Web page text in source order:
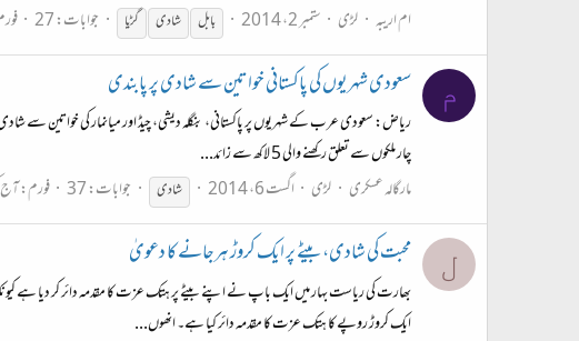
ام اریبہ لڑی ستمبر 2، 2014 بابل شادی گڑیا جوابات: 27
م سعودی شہریوں کی پاکستانی خواتین سے شادی پر پابندی
ریاض: سعودی عرب کے شہریوں پر پاکستانی، بنگلہ دیشی، چیڈ اور میانمار کی خواتین سے
چار ملکوں سے تعلق رکھنے والی 5 لاکھ سے زائد...
مارگالہ عسکری
لڑی اگست 6، 2014 شادی جوابات: 37 فورم:آج
ل محبت کی شادی، بیٹے پر ایک کروڑ ہرجانے کا دعویٰ
بھارت کی ریاست بہار میں ایک باپ نے اپنے بیٹے پر ہتک عزت کا مقدمہ دائر کر دیا
ایک کروڑ روپے کا ہتک عزت کا مقدمہ دائر کیا ہے۔ انھوں...